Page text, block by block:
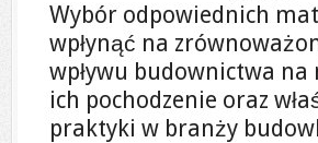
Wybór odpowiednich
wpłynąć na
wpływu budownictwa
ich pochodzenie oraz
praktyki w branży